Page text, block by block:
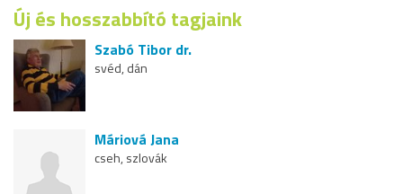
Új és hosszabbító tagjaink
Szabó Tibor dr.
svéd, dán
Máriová Jana
cseh, szlovák